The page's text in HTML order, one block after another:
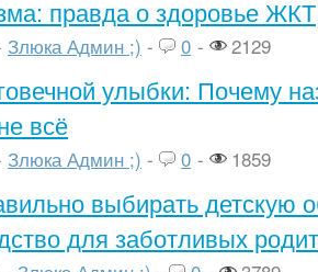
правда о здоровье ЖКТ
Злюка Админ ;) - 0 - 2129
улыбки: Почему
всё
Злюка Админ ;) - 0 - 1859
выбирать детскую
для заботливых